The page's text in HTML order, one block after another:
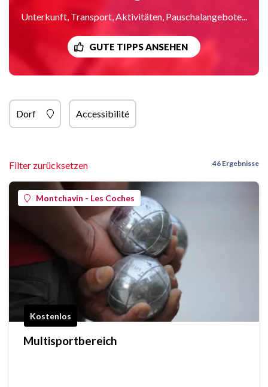
Unterkunft, Transport, Aktivitäten, Pauschalangebote...
GUTE TIPPS ANSEHEN
Dorf Accessibilité
Filter zurücksetzen 46 Ergebnisse
Montchavin - Les Coches
Kostenlos
Multisportbereich